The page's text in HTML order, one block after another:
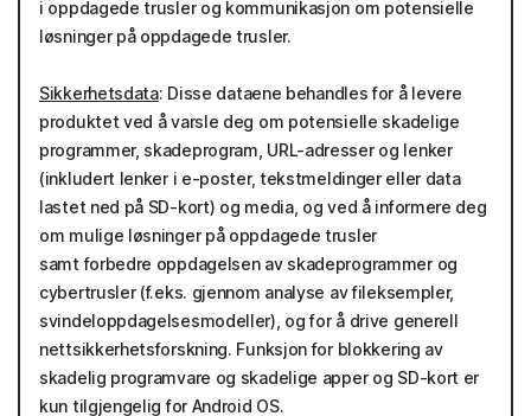
i oppdagede trusler og kommunikasjon om potensielle
løsninger på oppdagede trusler.
Sikkerhetsdata: Disse dataene behandles for å levere
produktet ved å varsle deg om potensielle skadelige
programmer, skadeprogram, URL-adresser og lenker
(inkludert lenker i e-poster, tekstmeldinger eller data
lastet ned på SD-kort) og media, og ved å informere deg
om mulige løsninger på oppdagede trusler
samt forbedre oppdagelsen av skadeprogrammer og
cybertrusler (f.eks. gjennom analyse av fileksempler,
svindeloppdagelsesmodeller), og for å drive generell
nettsikkerhetsforskning. Funksjon for blokkering av
skadelig programvare og skadelige apper og SD-kort er
kun tilgjengelig for Android OS.